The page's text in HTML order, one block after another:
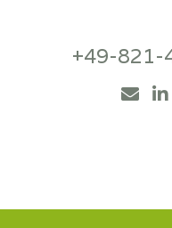
+49-821-